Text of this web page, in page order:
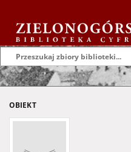
OBIEKT